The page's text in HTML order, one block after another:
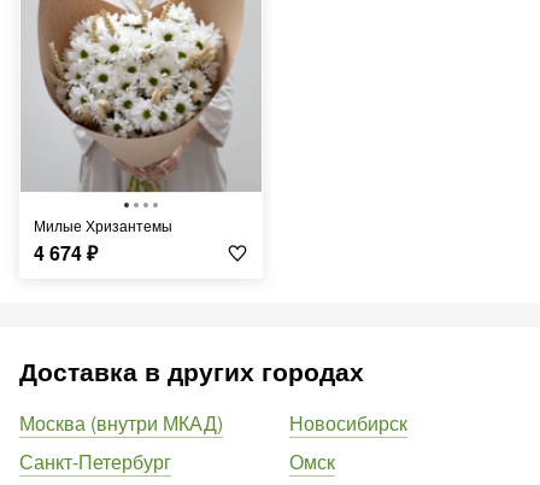
Милые Хризантемы
4 674₽
Доставка в других городах
Москва (внутри МКАД)
Санкт-Петербург
Новосибирск
Омск